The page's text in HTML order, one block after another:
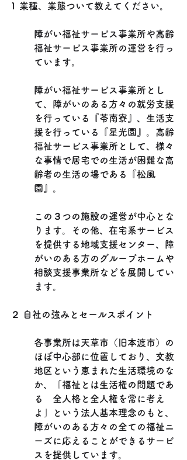
1 業種、業態ついて教えてください。
障がい福祉サービス事業所や高齢
福祉サービス事業所の運営を行っ
ています。
障がい福祉サービス事業所とし
て、障がいのある方々の就労支援
を行っている『苓南寮』、生活支
援を行っている『星光園』。高齢
福祉サービス事業所として、様々
な事情で居宅での生活が困難な高
齢者の生活の場である『松風
園』。
この３つの施設の運営が中心とな
ります。その他、在宅系サービス
を提供する地域支援センター、障
がいのある方のグループホームや
相談支援事業所などを展開してい
ます。
２ 自社の強みとセールスポイント
各事業所は天草市（旧本渡市）の
ほぼ中心部に位置しており、文教
地区という恵まれた生活環境のな
か、「福祉とは生活権の問題であ
る　全人格と全人権を常に考え
よ」という法人基本理念のもと、
障がいのある方々の全ての福祉ニ
ーズに応えることができるサービ
スを提供しています。